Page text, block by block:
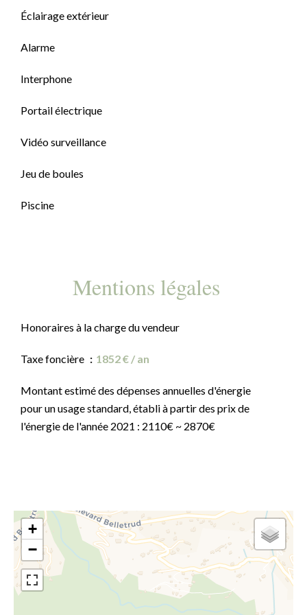
Éclairage extérieur
Alarme
Interphone
Portail électrique
Vidéo surveillance
Jeu de boules
Piscine
Mentions légales
Honoraires à la charge du vendeur
Taxe foncière 1852 € / an
Montant estimé des dépenses annuelles d'énergie
pour un usage standard, établi à partir des prix de
l'énergie de l'année 2021 : 2110€ ~ 2870€
+
−